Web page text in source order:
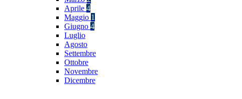
Aprile 4
Maggio 1
Giugno 4
Luglio
Agosto
Settembre
Ottobre
Novembre
Dicembre